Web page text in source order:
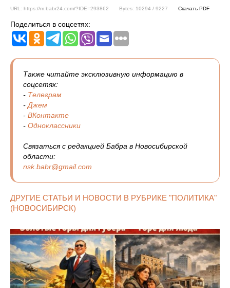
URL: https://m.babr24.com/?IDE=293862 Bytes: 10294 / 9227 Скачать PDF
Поделиться в соцсетях:
Также читайте эксклюзивную информацию в
соцсетях:
- Телеграм
- Джем
- ВКонтакте
- Одноклассники
Связаться с редакцией Бабра в Новосибирской
области:
nsk.babr@gmail.com
ДРУГИЕ СТАТЬИ И НОВОСТИ В РУБРИКЕ "ПОЛИТИКА"
(НОВОСИБИРСК)